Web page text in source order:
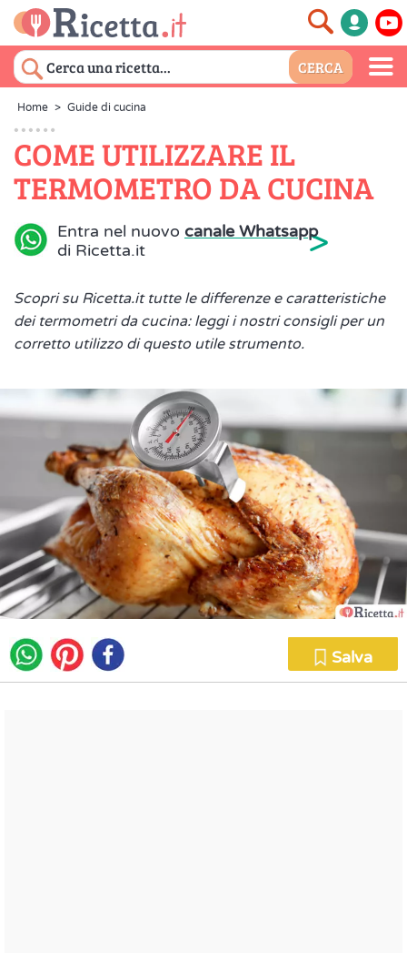
Home > Guide di cucina
COME UTILIZZARE IL
TERMOMETRO DA CUCINA
Entra nel nuovo canale Whatsapp
di Ricetta.it
>
Scopri su Ricetta.it tutte le differenze e caratteristiche
dei termometri da cucina: leggi i nostri consigli per un
corretto utilizzo di questo utile strumento.
Salva